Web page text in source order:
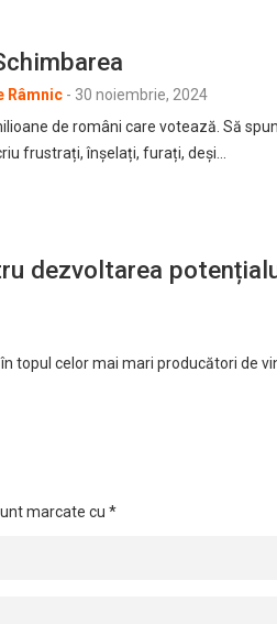
Râmnic - 30 noiembrie, 2024
de români care votează. Să
frustrați, înșelați, furați, deși…
dezvoltarea
topul celor mai mari producători de
marcate cu *